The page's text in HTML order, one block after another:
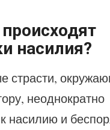
насилия?
страсти,
неоднократно
насилию и